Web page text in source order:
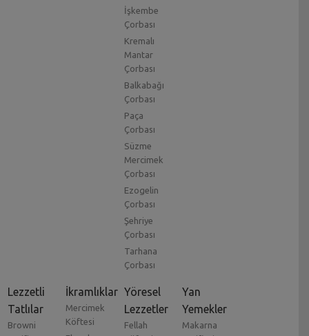
İşkembe
Çorbası
Kremalı
Mantar
Çorbası
Balkabağı
Çorbası
Paça
Çorbası
Süzme
Mercimek
Çorbası
Ezogelin
Çorbası
Şehriye
Çorbası
Tarhana
Çorbası
Lezzetli
Tatlılar
Browni
İkramlıklar
Mercimek
Köftesi
Yöresel
Lezzetler
Fellah
Yan
Yemekler
Makarna